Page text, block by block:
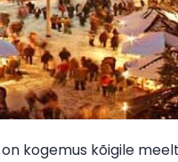
kogemus kõigile